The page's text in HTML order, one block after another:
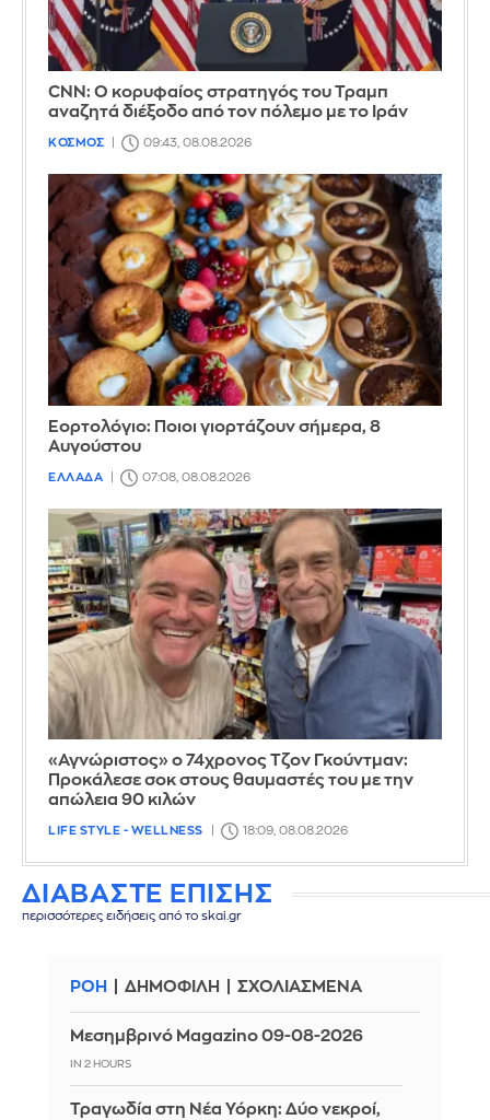
CNN: Ο κορυφαίος στρατηγός του Τραμπ
αναζητά διέξοδο από τον πόλεμο με το Ιράν
ΚΟΣΜΟΣ 09:43, 08.08.2026
Εορτολόγιο: Ποιοι γιορτάζουν σήμερα, 8
Αυγούστου
ΕΛΛΑΔΑ 07:08, 08.08.2026
«Αγνώριστος» ο 74χρονος Τζον Γκούντμαν:
Προκάλεσε σοκ στους θαυμαστές του με την
απώλεια 90 κιλών
LIFE STYLE - WELLNESS 18:09, 08.08.2026
ΔΙΑΒΑΣΤΕ ΕΠΙΣΗΣ
περισσότερες ειδήσεις από το skai.gr
ΡΟΗ ΔΗΜΟΦΙΛΗ ΣΧΟΛΙΑΣΜΕΝΑ
Μεσημβρινό Magazino 09-08-2026
IN 2 HOURS
Τραγωδία στη Νέα Υόρκη: Δύο νεκροί,